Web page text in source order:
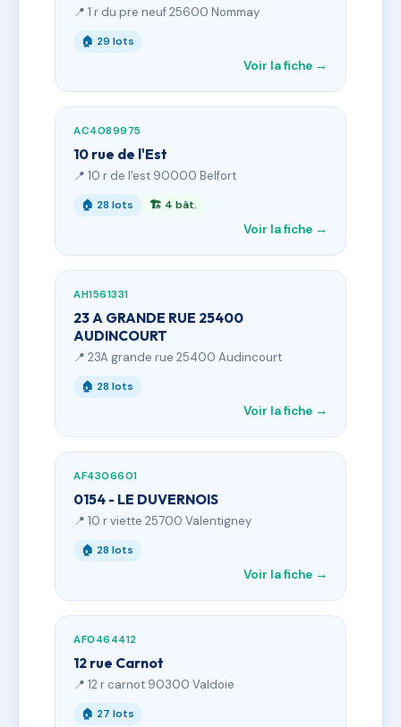
📍 1 r du pre neuf 25600 Nommay
🏠 29 lots
Voir la fiche →
AC4089975
10 rue de l'Est
📍 10 r de l'est 90000 Belfort
🏠 28 lots 🏗 4 bât.
Voir la fiche →
AH1561331
23 A GRANDE RUE 25400
AUDINCOURT
📍 23A grande rue 25400 Audincourt
🏠 28 lots
Voir la fiche →
AF4306601
0154 - LE DUVERNOIS
📍 10 r viette 25700 Valentigney
🏠 28 lots
Voir la fiche →
AF0464412
12 rue Carnot
📍 12 r carnot 90300 Valdoie
🏠 27 lots